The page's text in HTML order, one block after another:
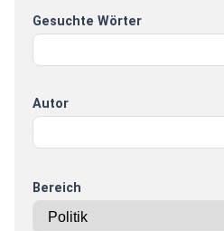
Gesuchte Wörter
Autor
Bereich